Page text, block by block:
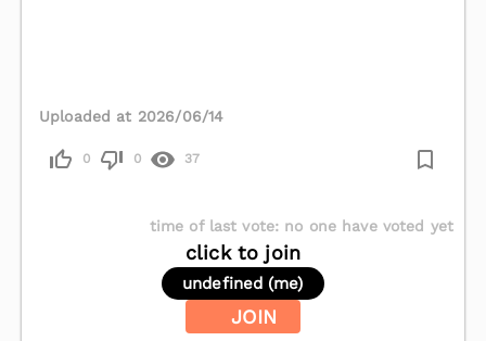
Uploaded at 2026/06/14
0 0 37
time of last vote: no one have voted yet
click to join
undefined (me)
JOIN